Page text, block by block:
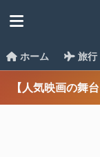
ホーム 旅行
【人気映画の舞